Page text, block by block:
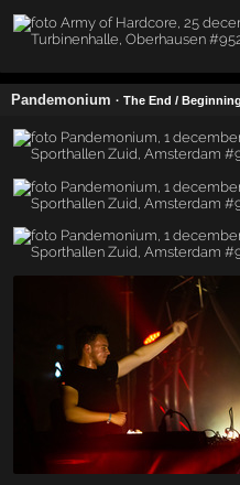
Pandemonium · The End / Beginning